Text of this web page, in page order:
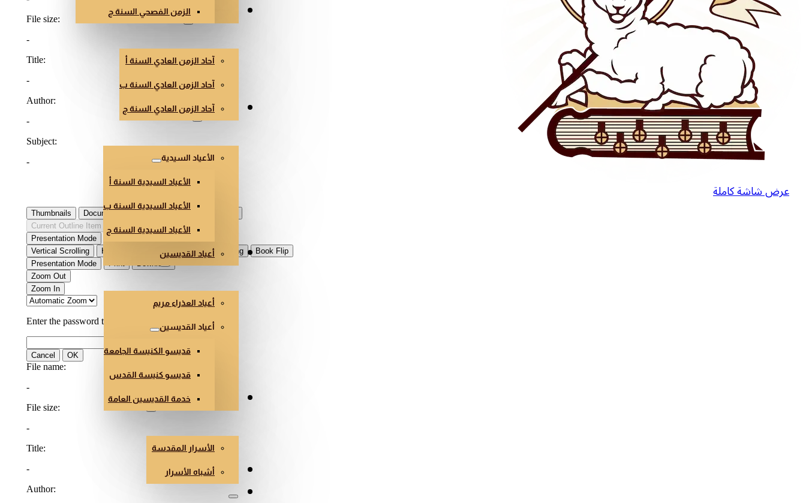
الزمن الفصحي السنة ج الزمن العادي
آحاد الزمن العادي السنة أ
آحاد الزمن العادي السنة ب
آحاد الزمن العادي السنة جأعياد أخرى
الأعياد السيدية
الأعياد السيدية السنة أ
الأعياد السيدية السنة ب
الأعياد السيدية السنة ج
أعياد القديسين
العذراء والقديسون
أعياد العذراء مريم
أعياد القديسين
قديسو الكنيسة الجامعة
قديسو كنيسة القدس
خدمة القديسين العامةالأسرار وأشباه الأسرار
الأسرار المقدسة
أشباه الأسرار
هندسة وفن الكنائس
عرض شاشة كاملة